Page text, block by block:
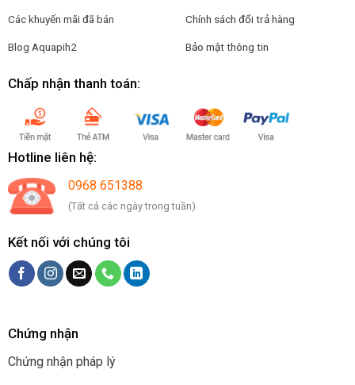
Các khuyến mãi đã bán
Blog Aquapih2
Chính sách đổi trả hàng
Bảo mật thông tin
Chấp nhận thanh toán:
Hotline liên hệ:
0968 651388
(Tất cả các ngày trong tuần)
Kết nối với chúng tôi
Chứng nhận
Chứng nhận pháp lý